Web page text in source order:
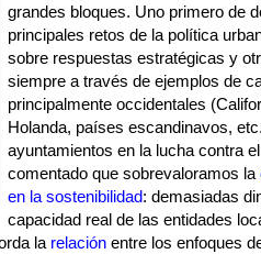
grandes bloques. Uno primero de
principales retos de la política
sobre respuestas estratégicas y
siempre a través de ejemplos de
principalmente occidentales
Holanda, países escandinavos,
ayuntamientos en la lucha contra
comentado que sobrevaloramos la
en la sostenibilidad: demasiadas
capacidad real de las entidades
la relación entre los enfoques